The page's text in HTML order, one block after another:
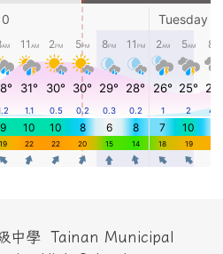
中學 Tainan Municipal